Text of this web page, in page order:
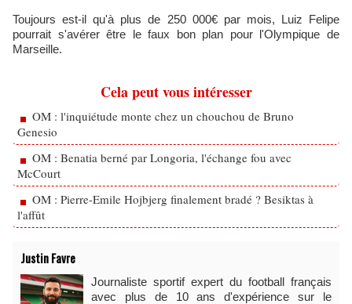
Toujours est-il qu'à plus de 250 000€ par mois, Luiz Felipe
pourrait s'avérer être le faux bon plan pour l'Olympique de
Marseille.
Cela peut vous intéresser
OM : l'inquiétude monte chez un chouchou de Bruno
Genesio
OM : Benatia berné par Longoria, l'échange fou avec
McCourt
OM : Pierre-Emile Hojbjerg finalement bradé ? Besiktas à
l'affût
Justin Favre
Journaliste sportif expert du football français
avec plus de 10 ans d'expérience sur le